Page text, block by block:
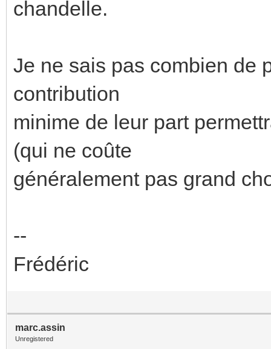
chandelle.
Je ne sais pas combien de
contribution
minime de leur part
(qui ne coûte
généralement pas grand
--
Frédéric
marc.assin
Unregistered